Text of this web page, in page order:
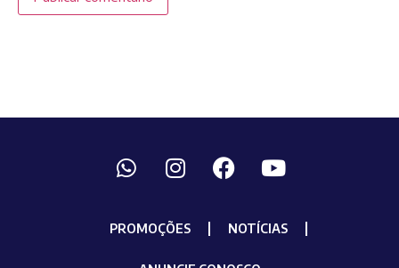
PROMOÇÕES NOTÍCIAS